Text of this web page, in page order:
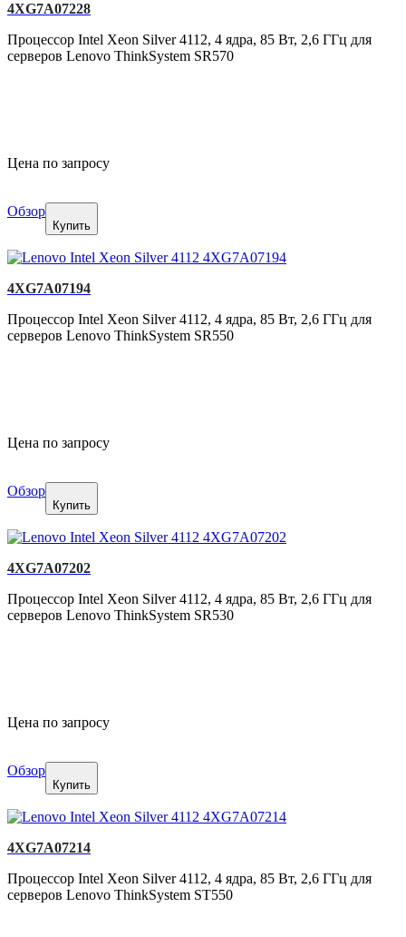
4XG7A07228
Процессор Intel Xeon Silver 4112, 4 ядра, 85 Вт, 2,6 ГГц для
серверов Lenovo ThinkSystem SR570
Цена по запросу
Обзор
Купить
4XG7A07194
Процессор Intel Xeon Silver 4112, 4 ядра, 85 Вт, 2,6 ГГц для
серверов Lenovo ThinkSystem SR550
Цена по запросу
Обзор
Купить
4XG7A07202
Процессор Intel Xeon Silver 4112, 4 ядра, 85 Вт, 2,6 ГГц для
серверов Lenovo ThinkSystem SR530
Цена по запросу
Обзор
Купить
4XG7A07214
Процессор Intel Xeon Silver 4112, 4 ядра, 85 Вт, 2,6 ГГц для
серверов Lenovo ThinkSystem ST550